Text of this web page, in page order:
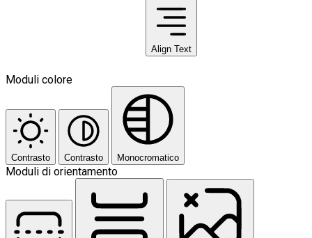
Align Text
Moduli colore
Contrasto Contrasto Monocromatico
Moduli di orientamento